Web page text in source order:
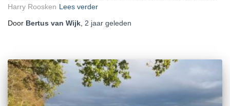
Harry Roosken Lees verder
Door Bertus van Wijk 2 jaar geleden